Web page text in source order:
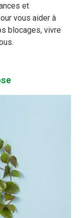
et
vous aider à
blocages, vivre